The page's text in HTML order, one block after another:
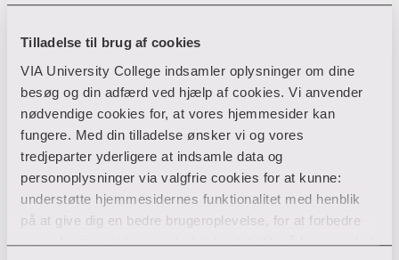
Tilladelse til brug af cookies
VIA University College indsamler oplysninger om dine
besøg og din adfærd ved hjælp af cookies. Vi anvender
nødvendige cookies for, at vores hjemmesider kan
fungere. Med din tilladelse ønsker vi og vores
tredjeparter yderligere at indsamle data og
personoplysninger via valgfrie cookies for at kunne:
understøtte hjemmesidernes funktionalitet med henblik
på at give dig en bedre brugeroplevelse, for at forbedre
vores hjemmesider og udarbejde statistik på baggrund af
Filter
Ryd filtre
Din søgning gav desværre ikke noget resultat
Giv ikke op endnu!